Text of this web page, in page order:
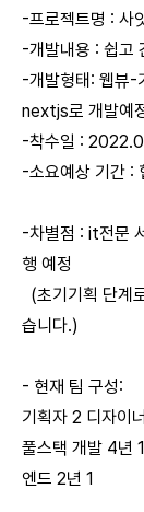
-프로젝트명 : 사
-개발내용 : 쉽고
-개발형태: 웹뷰-
nextjs로 개발예
-착수일 :
-소요예상 기간 :
-차별점 : it전문
행 예정
(초기기획 단계
습니다.)
- 현재 팀 구성:
기획자 2 디자이
풀스택 개발 4년
엔드 2년 1